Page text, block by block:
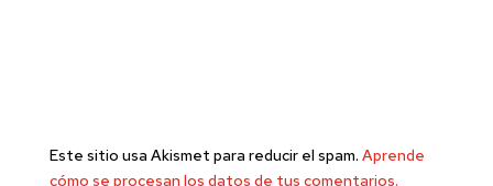
Este sitio usa Akismet para reducir el spam. Aprende
cómo se procesan los datos de tus comentarios.